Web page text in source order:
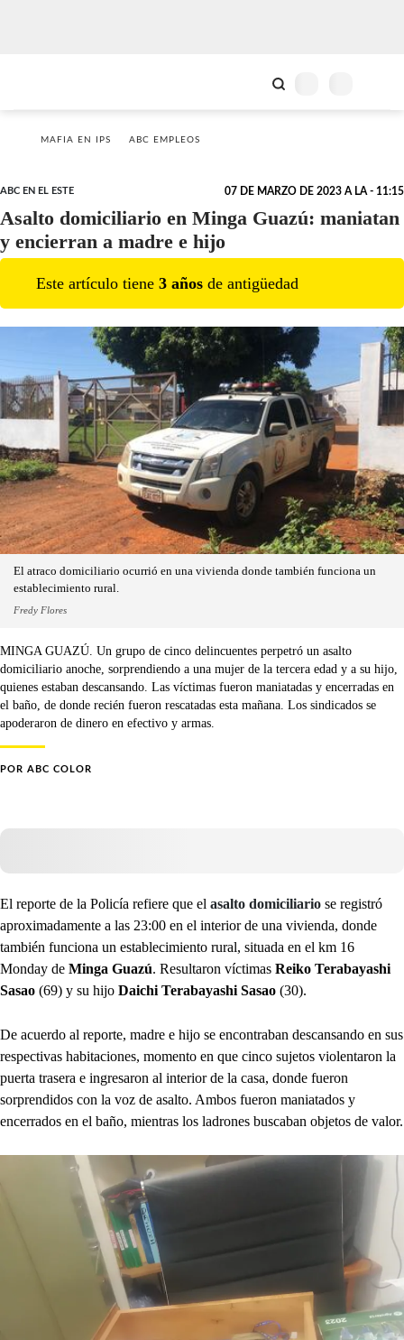
MAFIA EN IPS ABC EMPLEOS
ABC EN EL ESTE 07 DE MARZO DE 2023 A LA - 11:15
Asalto domiciliario en Minga Guazú: maniatan
y encierran a madre e hijo
Este artículo tiene 3 años de antigüedad
El atraco domiciliario ocurrió en una vivienda donde también funciona un
establecimiento rural.
Fredy Flores
MINGA GUAZÚ. Un grupo de cinco delincuentes perpetró un asalto
domiciliario anoche, sorprendiendo a una mujer de la tercera edad y a su hijo,
quienes estaban descansando. Las víctimas fueron maniatadas y encerradas en
el baño, de donde recién fueron rescatadas esta mañana. Los sindicados se
apoderaron de dinero en efectivo y armas.
POR ABC COLOR
El reporte de la Policía refiere que el asalto domiciliario se registró
aproximadamente a las 23:00 en el interior de una vivienda, donde
también funciona un establecimiento rural, situada en el km 16
Monday de Minga Guazú. Resultaron víctimas Reiko Terabayashi
Sasao (69) y su hijo Daichi Terabayashi Sasao (30).
De acuerdo al reporte, madre e hijo se encontraban descansando en sus
respectivas habitaciones, momento en que cinco sujetos violentaron la
puerta trasera e ingresaron al interior de la casa, donde fueron
sorprendidos con la voz de asalto. Ambos fueron maniatados y
encerrados en el baño, mientras los ladrones buscaban objetos de valor.